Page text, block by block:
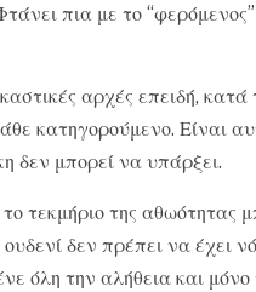
πια με το
αρχές επειδή,
κατηγορούμενο. Είναι
δεν μπορεί να υπάρξει.
τεκμήριο της αθωότητας
δεν πρέπει να έχει
όλη την αλήθεια και